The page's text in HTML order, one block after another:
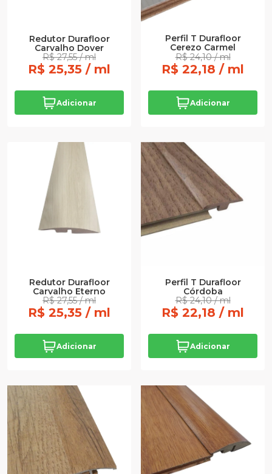
Redutor Durafloor
Carvalho Dover
R$ 27,55 / ml
R$ 25,35 / ml
Adicionar
Perfil T Durafloor
Cerezo Carmel
R$ 24,10 / ml
R$ 22,18 / ml
Adicionar
Redutor Durafloor
Carvalho Eterno
R$ 27,55 / ml
R$ 25,35 / ml
Adicionar
Perfil T Durafloor
Córdoba
R$ 24,10 / ml
R$ 22,18 / ml
Adicionar